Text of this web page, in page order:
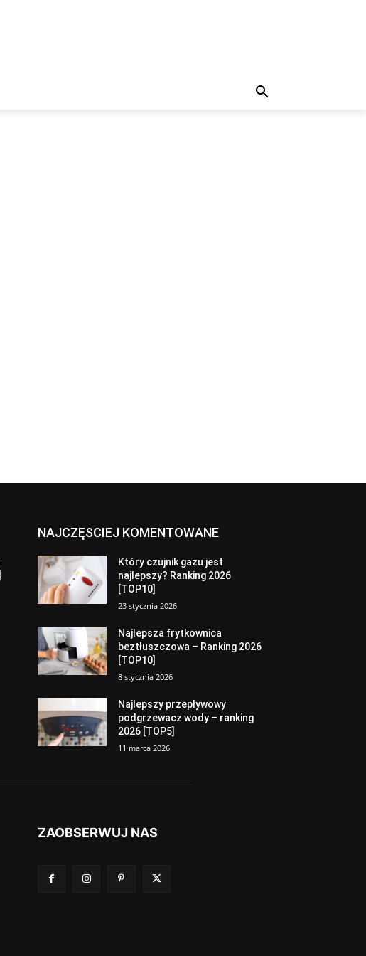
NAJCZĘSCIEJ KOMENTOWANE
Który czujnik gazu jest
najlepszy? Ranking 2026
[TOP10]
23 stycznia 2026
Najlepsza frytkownica
beztłuszczowa – Ranking 2026
[TOP10]
8 stycznia 2026
Najlepszy przepływowy
podgrzewacz wody – ranking
2026 [TOP5]
11 marca 2026
ZAOBSERWUJ NAS